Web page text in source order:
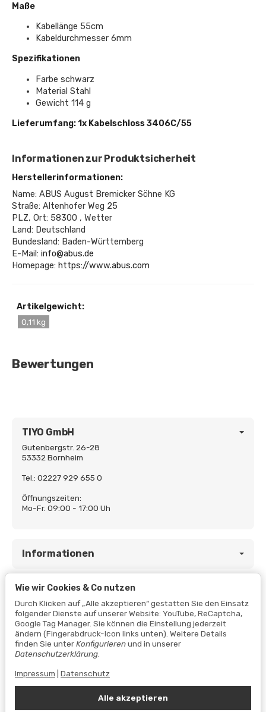
Maße
Kabellänge 55cm
Kabeldurchmesser 6mm
Spezifikationen
Farbe schwarz
Material Stahl
Gewicht 114 g
Lieferumfang: 1x Kabelschloss 3406C/55
Informationen zur Produktsicherheit
Herstellerinformationen:
Name: ABUS August Bremicker Söhne KG
Straße: Altenhofer Weg 25
PLZ, Ort: 58300 , Wetter
Land: Deutschland
Bundesland: Baden-Württemberg
E-Mail: info@abus.de
Homepage: https://www.abus.com
Artikelgewicht:
0,11 kg
Bewertungen
TIYO GmbH
Gutenbergstr. 26-28
53332 Bornheim
Tel.: 02227 929 655 0
Öffnungszeiten:
Mo-Fr. 09:00 - 17:00 Uh
Informationen
Gesetzliche Informationen
Alle akzeptieren
Wie wir Cookies & Co nutzen
Durch Klicken auf „Alle akzeptieren“ gestatten Sie den Einsatz
folgender Dienste auf unserer Website: YouTube, ReCaptcha,
Google Tag Manager. Sie können die Einstellung jederzeit
ändern (Fingerabdruck-Icon links unten). Weitere Details
finden Sie unterKonfigurierenund in unserer
Datenschutzerklärung.
Impressum Datenschutz